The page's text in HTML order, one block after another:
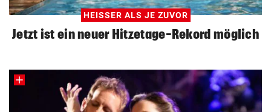
HEISSER ALS JE ZUVOR
Jetzt ist ein neuer Hitzetage-Rekord möglich